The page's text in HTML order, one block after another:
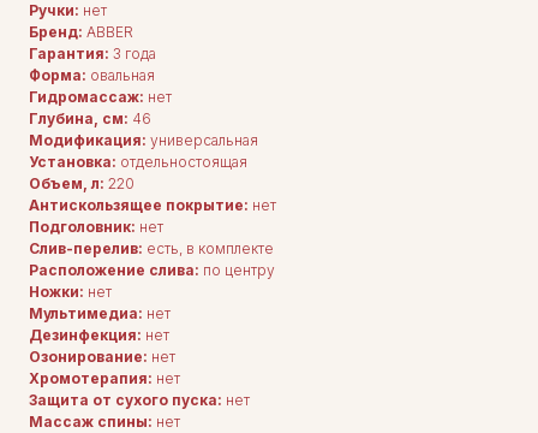
Ручки: нет
Бренд: ABBER
Гарантия: 3 года
Форма: овальная
Гидромассаж: нет
Глубина, см: 46
Модификация: универсальная
Установка: отдельностоящая
Объем, л: 220
Антискользящее покрытие: нет
Подголовник: нет
Слив-перелив: есть, в комплекте
Расположение слива: по центру
Ножки: нет
Мультимедиа: нет
Дезинфекция: нет
Озонирование: нет
Хромотерапия: нет
Защита от сухого пуска: нет
Массаж спины: нет